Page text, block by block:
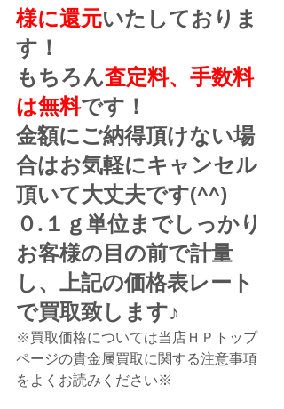
様に還元いたしておりま
す！
もちろん査定料、手数料
は無料です！
金額にご納得頂けない場
合はお気軽にキャンセル
頂いて大丈夫です(^^)
０.１ｇ単位までしっかり
お客様の目の前で計量
し、上記の価格表レート
で買取致します♪
※買取価格については当店ＨＰトップ
ページの貴金属買取に関する注意事項
をよくお読みください※